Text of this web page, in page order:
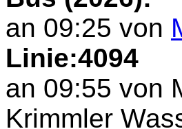
an 09:25 von
Linie:4094
an 09:55 von
Krimmler